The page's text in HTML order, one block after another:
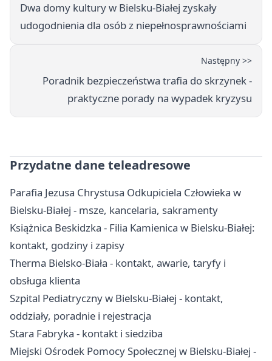
Dwa domy kultury w Bielsku-Białej zyskały
udogodnienia dla osób z niepełnosprawnościami
Następny >>
Poradnik bezpieczeństwa trafia do skrzynek -
praktyczne porady na wypadek kryzysu
Przydatne dane teleadresowe
Parafia Jezusa Chrystusa Odkupiciela Człowieka w
Bielsku-Białej - msze, kancelaria, sakramenty
Książnica Beskidzka - Filia Kamienica w Bielsku-Białej:
kontakt, godziny i zapisy
Therma Bielsko-Biała - kontakt, awarie, taryfy i
obsługa klienta
Szpital Pediatryczny w Bielsku-Białej - kontakt,
oddziały, poradnie i rejestracja
Stara Fabryka - kontakt i siedziba
Miejski Ośrodek Pomocy Społecznej w Bielsku-Białej -